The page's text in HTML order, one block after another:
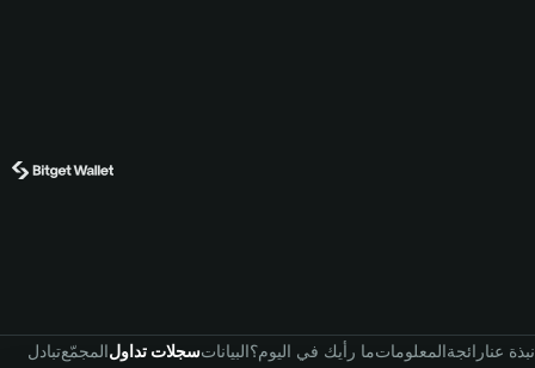
تبادلالمجمّعسجلات تداولالبياناتما رأيك في اليوم؟المعلوماترائجةنبذة عنا